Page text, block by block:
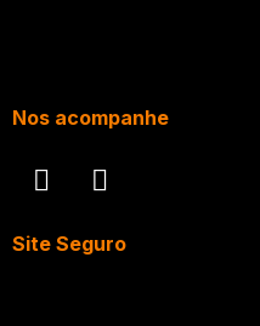
Nos acompanhe
Site Seguro